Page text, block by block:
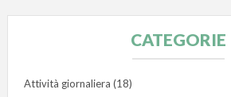
CATEGORIE
Attività giornaliera (18)